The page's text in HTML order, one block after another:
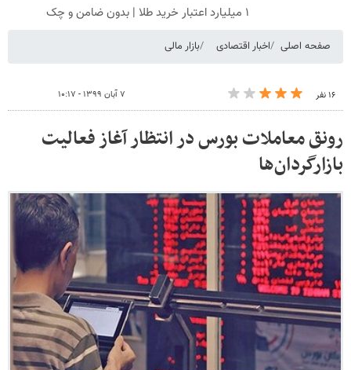
۱ میلیارد اعتبار خرید طلا | بدون ضامن و چک
صفحه اصلی اخبار اقتصادی بازار مالی
۱۶ نفر ۷ آبان ۱۳۹۹ - ۱۰:۱۷
رونق معاملات بورس در انتظار آغاز فعالیت
بازارگردان‌ها